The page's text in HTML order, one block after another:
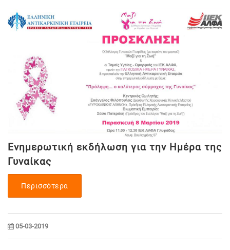
Ενημερωτική εκδήλωση για την Ημέρα της
Γυναίκας
Περισσότερα
05-03-2019